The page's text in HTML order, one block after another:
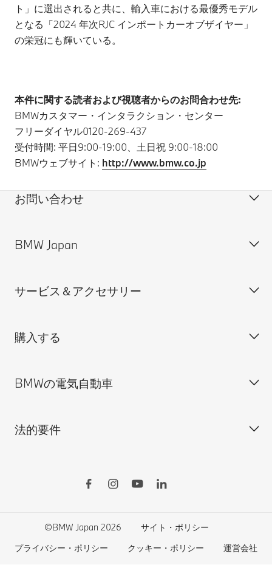
ト」に選出されると共に、輸入車における最優秀モデル
となる「2024 年次RJC インポートカーオブザイヤー」
の栄冠にも輝いている。
本件に関する読者および視聴者からのお問合わせ先:
BMWカスタマー・インタラクション・センター
フリーダイヤル0120-269-437
受付時間: 平日9:00-19:00、土日祝 9:00-18:00
BMWウェブサイト: http://www.bmw.co.jp
お問い合わせ
カスタマー・サポート＆お問い合わせ
見積依頼
ディーラー検索
BMW Japan
会社概要
BMW正規ディーラー採用情報
BMWのCSR活動
BMW Motorrad
サービス＆アクセサリー
BMW Service
BMW純正アクセサリー
BMWタイヤ＆ホイール
BMWファイナンシャル・サービス
購入する
ご購入の前に
新車在庫検索
BMWの電気自動車
BMWの電気自動車
エコカー減税および補助金制度
法的要件
©BMW Japan 2026
サイト・ポリシー
プライバシー・ポリシー
クッキー・ポリシー 運営会社